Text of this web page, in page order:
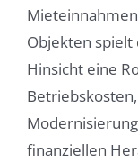
Objekten spielt
Hinsicht eine
finanziellen